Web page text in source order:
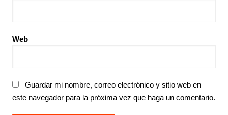
Web
Guardar mi nombre, correo electrónico y sitio web en
este navegador para la próxima vez que haga un comentario.